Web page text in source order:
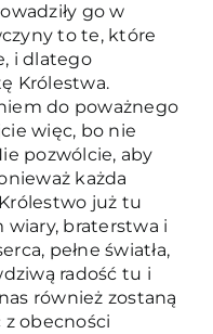
go w
to te, które
i dlatego
Królestwa.
do poważnego
więc, bo nie
pozwólcie, aby
każda
już tu
wiary, braterstwa i
pełne światła,
radość tu i
również zostaną
obecności